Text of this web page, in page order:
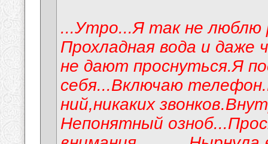
...Утро...Я так не люблю
Прохладная вода и даже
не дают проснуться.Я
себя...Включаю
ний,никаких
Непонятный